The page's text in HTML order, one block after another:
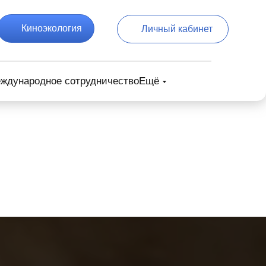
сотрудничествоЕщё
Личный кабинет
Киноэкология